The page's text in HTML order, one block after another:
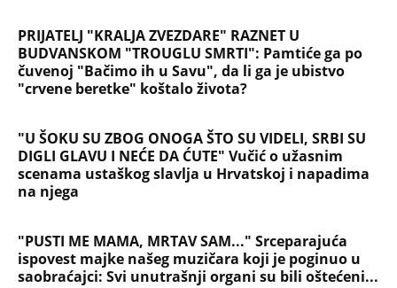
PRIJATELJ "KRALJA ZVEZDARE" RAZNET U
BUDVANSKOM "TROUGLU SMRTI": Pamtiće ga po
čuvenoj "Bačimo ih u Savu", da li ga je ubistvo
"crvene beretke" koštalo života?
"U ŠOKU SU ZBOG ONOGA ŠTO SU VIDELI, SRBI SU
DIGLI GLAVU I NEĆE DA ĆUTE" Vučić o užasnim
scenama ustaškog slavlja u Hrvatskoj i napadima
na njega
"PUSTI ME MAMA, MRTAV SAM..." Srceparajuća
ispovest majke našeg muzičara koji je poginuo u
saobraćajci: Svi unutrašnji organi su bili oštećeni...